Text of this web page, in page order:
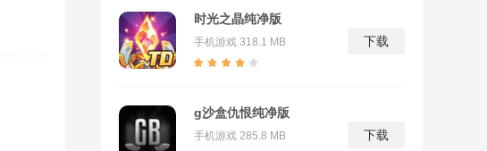
时光之晶纯净版
手机游戏 318.1 MB 下载
g沙盒仇恨纯净版
手机游戏 285.8 MB 下载